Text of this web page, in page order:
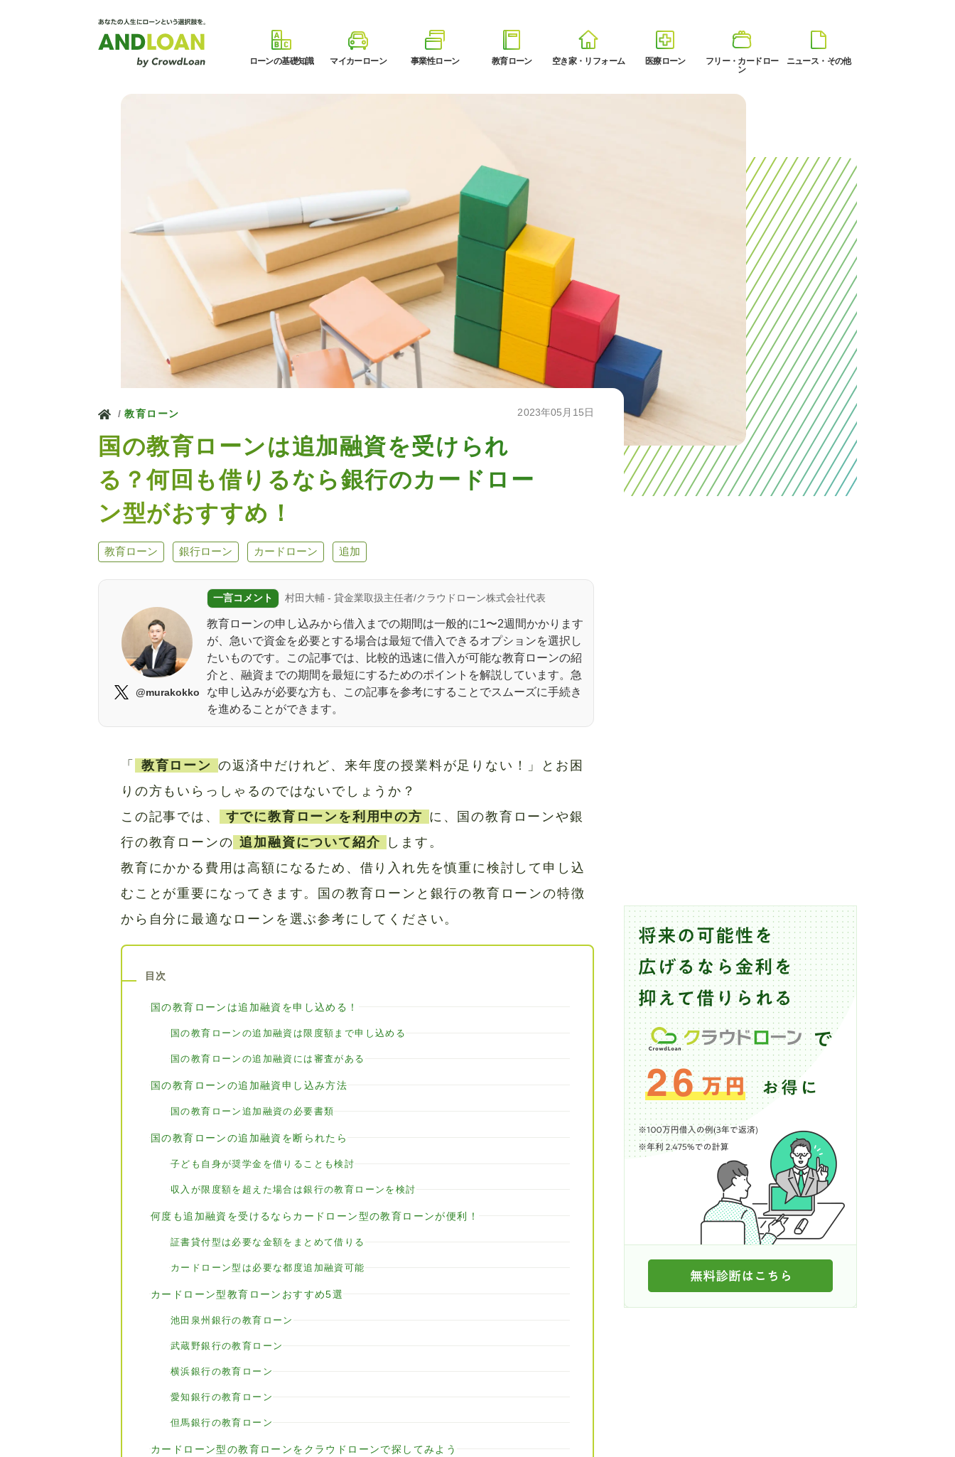
ローンの基礎知識 マイカーローン 事業性ローン 教育ローン 空き家・リフォーム 医療ローン
フリー・カードロー
ン
ニュース・その他
ホーム
教育ローン
国の教育ローンは追加融資を受けられ
る？何回も借りるなら銀行のカードロー
ン型がおすすめ！
教育ローン 銀行ローン カードローン 追加
2023年05月15日
@murakokko
一言コメント 村田大輔 - 貸金業取扱主任者/クラウドローン株式会社代表
教育ローンの申し込みから借入までの期間は一般的に1〜2週間かかります
が、急いで資金を必要とする場合は最短で借入できるオプションを選択し
たいものです。この記事では、比較的迅速に借入が可能な教育ローンの紹
介と、融資までの期間を最短にするためのポイントを解説しています。急
な申し込みが必要な方も、この記事を参考にすることでスムーズに手続き
を進めることができます。
「 教育ローン の返済中だけれど、来年度の授業料が足りない！」とお困
りの方もいらっしゃるのではないでしょうか？
この記事では、
すでに教育ローンを利用中の方 に、国の教育ローンや銀
行の教育ローンの 追加融資について紹介
します。
教育にかかる費用は高額になるため、借り入れ先を慎重に検討して申し込
むことが重要になってきます。国の教育ローンと銀行の教育ローンの特徴
から自分に最適なローンを選ぶ参考にしてください。
目次
国の教育ローンは追加融資を申し込める！
国の教育ローンの追加融資は限度額まで申し込める
国の教育ローンの追加融資には審査がある
国の教育ローンの追加融資申し込み方法
国の教育ローン追加融資の必要書類
国の教育ローンの追加融資を断られたら
子ども自身が奨学金を借りることも検討
収入が限度額を超えた場合は銀行の教育ローンを検討
何度も追加融資を受けるならカードローン型の教育ローンが便利！
証書貸付型は必要な金額をまとめて借りる
カードローン型は必要な都度追加融資可能
カードローン型教育ローンおすすめ5選
池田泉州銀行の教育ローン
武蔵野銀行の教育ローン
横浜銀行の教育ローン
愛知銀行の教育ローン
但馬銀行の教育ローン
カードローン型の教育ローンをクラウドローンで探してみよう